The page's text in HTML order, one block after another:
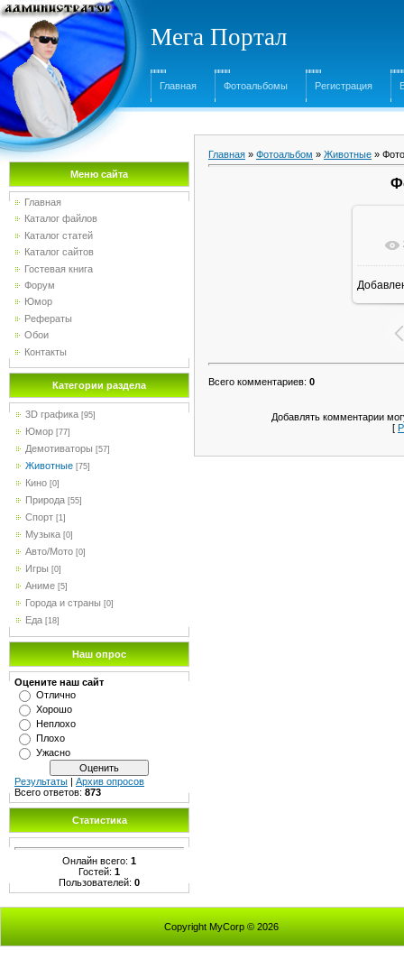
Мега Портал
Главная Фотоальбомы Регистрация
Меню сайта
Главная
Каталог файлов
Каталог статей
Каталог сайтов
Гостевая книга
Форум
Юмор
Рефераты
Обои
Контакты
Категории раздела
3D графика [95]
Юмор [77]
Демотиваторы [57]
Животные [75]
Кино [0]
Природа [55]
Спорт [1]
Музыка [0]
Авто/Мото [0]
Игры [0]
Аниме [5]
Города и страны [0]
Еда [18]
Наш опрос
Оцените наш сайт
Отлично
Хорошо
Неплохо
Плохо
Ужасно
Результаты | Архив опросов
Всего ответов: 873
Статистика
Онлайн всего: 1
Гостей: 1
Пользователей: 0
Главная » Фотоальбом » Животные »
Всего комментариев: 0
Добавлять комментарии
[
Copyright MyCorp © 2026